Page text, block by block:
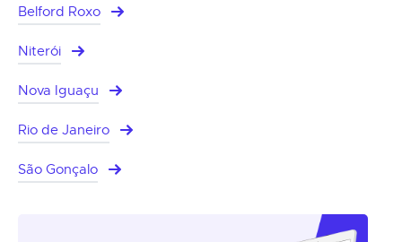
Belford Roxo
Niterói
Nova Iguaçu
Rio de Janeiro
São Gonçalo